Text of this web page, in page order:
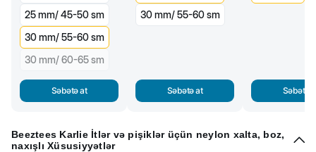
25 mm/ 45-50 sm
30 mm/ 55-60 sm
30 mm/ 60-65 sm
Səbətə at
30 mm/ 55-60 sm
Səbətə at Səbətə
Beeztees Karlie İtlər və pişiklər üçün neylon xalta, boz,
naxışlı Xüsusiyyətlər